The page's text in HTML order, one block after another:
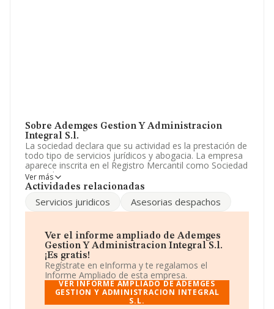
Sobre Ademges Gestion Y Administracion
Integral S.l.
La sociedad declara que su actividad es la prestación de
todo tipo de servicios jurídicos y abogacia. La empresa
aparece inscrita en el Registro Mercantil como Sociedad
Limitada. Tiene CNAE: 6811 - '%cnae%'. La empresa no
tiene actividad en mercados exteriores.
Para comunicarse con sus oficinas, el número de
teléfono es 918912804.
La empresa española Ademges Gestión y
Administracion Integral S.L, NIF B84238716, está
situada en Calle Del Rey núm. 74, (28300), Aranjuez,
Madrid.
Con los datos a disposición de INFORMA sobre 67.991
empresas pertenecientes al sector, en el ámbito
nacional la facturación alcanza la cifra de 7.139 millones
Ver más
Actividades relacionadas
Servicios juridicos Asesorias despachos
Ver el informe ampliado de Ademges
Gestion Y Administracion Integral S.l.
¡Es gratis!
Regístrate en eInforma y te regalamos el
Informe Ampliado de esta empresa.
VER INFORME AMPLIADO DE ADEMGES
GESTION Y ADMINISTRACION INTEGRAL
S.L.